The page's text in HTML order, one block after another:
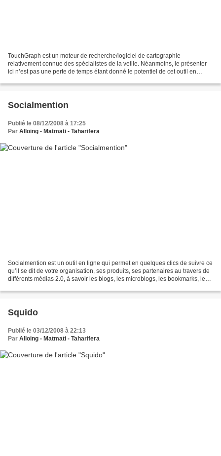
TouchGraph est un moteur de recherche/logiciel de cartographie
relativement connue des spécialistes de la veille. Néanmoins, le présenter
ici n’est pas une perte de temps étant donné le potentiel de cet outil en
Socialmention
Publié le 08/12/2008 à 17:25
Par Alloing - Matmati - Taharifera
Socialmention est un outil en ligne qui permet en quelques clics de suivre ce
qu’il se dit de votre organisation, ses produits, ses partenaires au travers de
différents médias 2.0, à savoir les blogs, les microblogs, les bookmarks, les
Squido
Publié le 03/12/2008 à 22:13
Par Alloing - Matmati - Taharifera